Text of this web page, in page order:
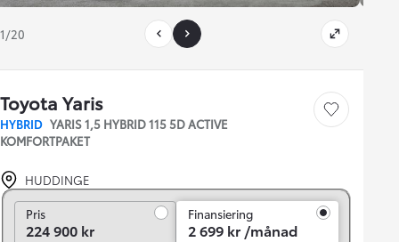
1/20
Toyota Yaris
HYBRID YARIS 1,5 HYBRID 115 5D ACTIVE
KOMFORTPAKET
Save car
HUDDINGE
PrisPris
224 900 kr
Finansiering
2 699 kr /månad